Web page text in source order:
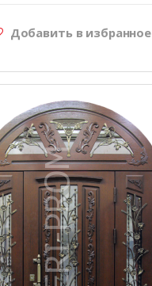
Добавить в избранное